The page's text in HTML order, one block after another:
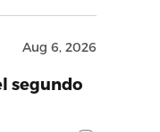
Aug 6, 2026
segundo